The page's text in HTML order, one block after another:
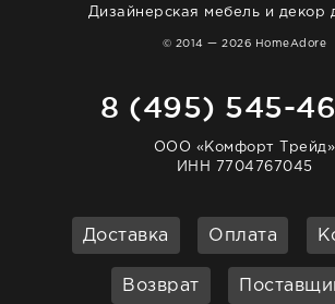
Дизайнерская мебель и декор
© 2014 — 2026 HomeAdore
8 (495) 545-
ООО «Комфорт Трейд»
ИНН 7704767045
Доставка Оплата
Возврат